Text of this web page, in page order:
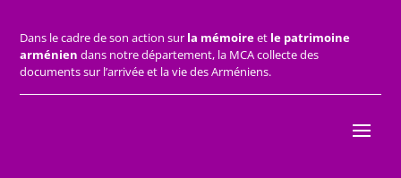
Dans le cadre de son action sur la mémoireet le patrimoine
arménien dans notre département, la MCA collecte des
documents sur l’arrivée et la vie des Arméniens.